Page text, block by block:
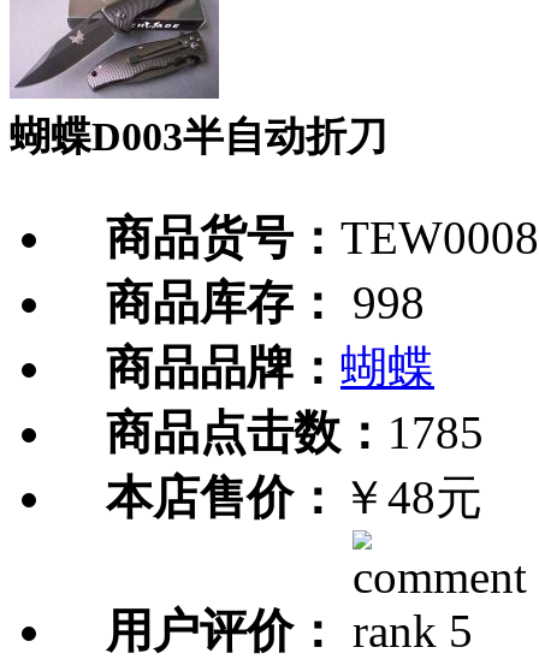
蝴蝶D003半自动折刀
商品货号：
商品库存：
998
商品品牌： 蝴蝶
商品点击数： 1785
本店售价： ￥48元
用户评价：